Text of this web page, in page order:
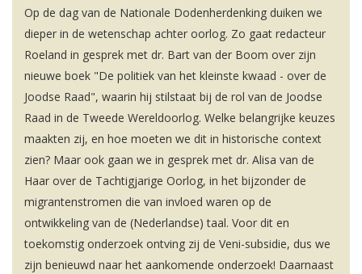
Op de dag van de Nationale Dodenherdenking duiken we
dieper in de wetenschap achter oorlog. Zo gaat redacteur
Roeland in gesprek met dr. Bart van der Boom over zijn
nieuwe boek "De politiek van het kleinste kwaad - over de
Joodse Raad", waarin hij stilstaat bij de rol van de Joodse
Raad in de Tweede Wereldoorlog. Welke belangrijke keuzes
maakten zij, en hoe moeten we dit in historische context
zien? Maar ook gaan we in gesprek met dr. Alisa van de
Haar over de Tachtigjarige Oorlog, in het bijzonder de
migrantenstromen die van invloed waren op de
ontwikkeling van de (Nederlandse) taal. Voor dit en
toekomstig onderzoek ontving zij de Veni-subsidie, dus we
zijn benieuwd naar het aankomende onderzoek! Daarnaast